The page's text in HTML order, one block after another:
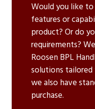
Would you like
features or
product? Or do
requirements?
Roosen BPL
solutions
we also have
purchase.